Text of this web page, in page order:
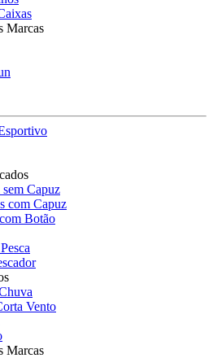
Marcas
sem Capuz
com Capuz
Botão
Vento
Marcas